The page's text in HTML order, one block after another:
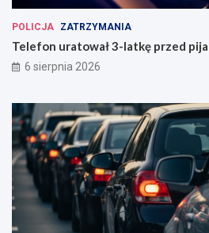
POLICJA ZATRZYMANIA
Telefon uratował 3-latkę przed
6 sierpnia 2026